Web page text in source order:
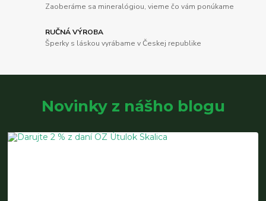
Zaoberáme sa mineralógiou, vieme čo vám ponúkame
RUČNÁ VÝROBA
Šperky s láskou vyrábame v Českej republike
Novinky z nášho blogu